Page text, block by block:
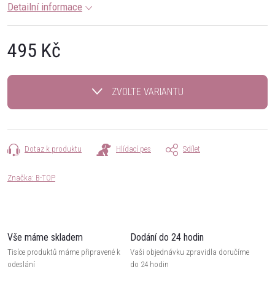
Detailní informace
495 Kč
cena:
ZVOLTE VARIANTU
Dotaz k produktu Hlídací pes Sdílet
Značka: B-TOP
Vše máme skladem
Tisíce produktů máme připravené k
odeslání
Dodání do 24 hodin
Vaši objednávku zpravidla doručíme
do 24 hodin